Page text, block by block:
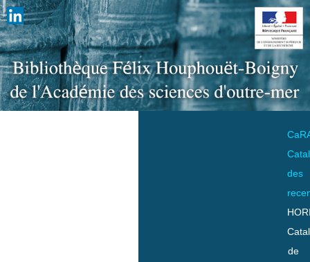
des
de